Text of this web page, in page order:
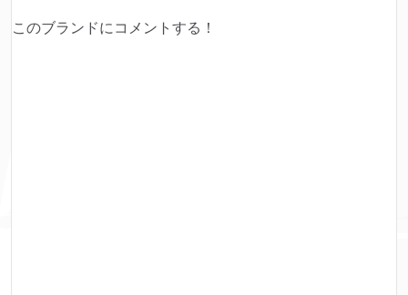
このブランドにコメントする！